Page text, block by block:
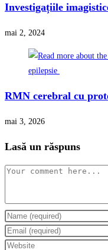
Investigațiile
mai 2, 2024
RMN cerebral cu
mai 3, 2026
Lasă un răspuns
Comment
Enter
your
name
Enter
your
Enter